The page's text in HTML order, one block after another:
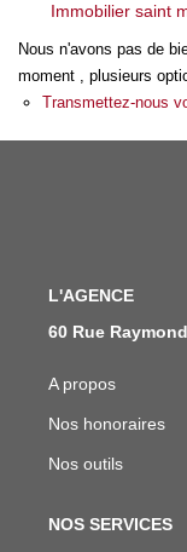
Immobilier saint
Nous n'avons pas de
moment , plusieurs
Transmettez-nous
L'AGENCE
60 Rue
A propos
Nos honoraires
Nos outils
NOS SERVICES